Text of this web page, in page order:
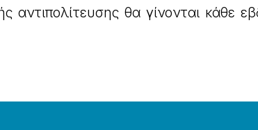
αντιπολίτευσης θα γίνονται κάθε